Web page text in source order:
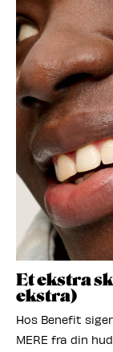
Et ekstra
ekstra)
Hos Benefit
MERE fra din